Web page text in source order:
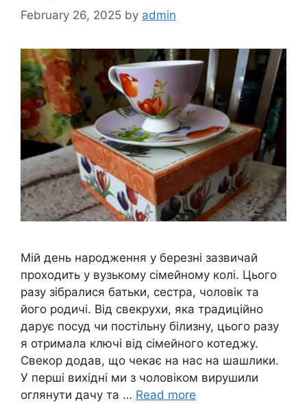
February 26, 2025 by admin
Мій день народження у березні зазвичай
проходить у вузькому сімейному колі. Цього
разу зібралися батьки, сестра, чоловік та
його родичі. Від свекрухи, яка традиційно
дарує посуд чи постільну білизну, цього разу
я отримала ключі від сімейного котеджу.
Свекор додав, що чекає на нас на шашлики.
У перші вихідні ми з чоловіком вирушили
оглянути дачу та … Read more